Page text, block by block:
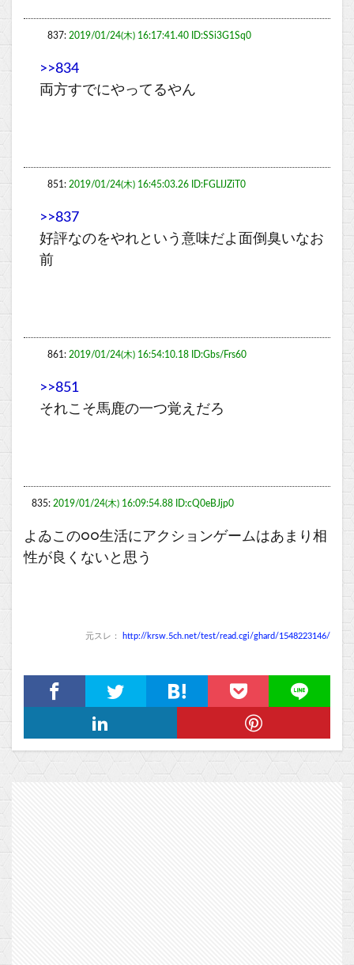
837: 2019/01/24(木) 16:17:41.40 ID:SSi3G1Sq0
>>834
両方すでにやってるやん
851: 2019/01/24(木) 16:45:03.26 ID:FGLIJZiT0
>>837
好評なのをやれという意味だよ面倒臭いなお
前
861: 2019/01/24(木) 16:54:10.18 ID:Gbs/Frs60
>>851
それこそ馬鹿の一つ覚えだろ
835: 2019/01/24(木) 16:09:54.88 ID:cQ0eBJjp0
よゐこの○○生活にアクションゲームはあまり相
性が良くないと思う
元スレ： http://krsw.5ch.net/test/read.cgi/ghard/1548223146/